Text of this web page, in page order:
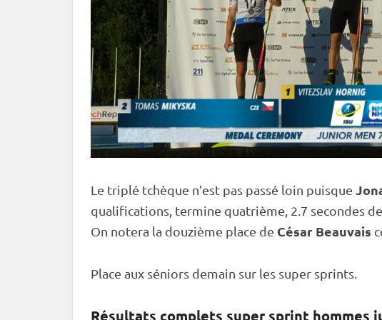
Le triplé tchèque n’est pas passé loin puisque
qualifications, termine quatrième, 2.7 secondes
On notera la douzième place de César Beauvais
Place aux séniors demain sur les super sprints.
Résultats complets supersprint hommes